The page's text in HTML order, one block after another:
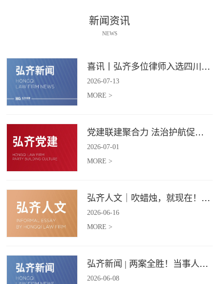
新闻资讯
NEWS
喜讯丨弘齐多位律师入选四川省破产管理人协会工作委员会委员
2026-07-13
MORE >
党建联建聚合力 法治护航促振兴 | 弘齐律所党支部与龙星村党委联合开展庆 “七一” 主题党日活动
2026-07-01
MORE >
弘齐人文｜吹蜡烛，就现在！弘齐第二季度生日会如约而至
2026-06-16
MORE >
弘齐新闻 | 两案全胜！当事人赠 “律法精湛 不负重托” 锦旗致谢
2026-06-08